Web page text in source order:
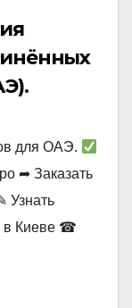
для ОАЭ.
➦ Заказать
Узнать
в Киеве ☎